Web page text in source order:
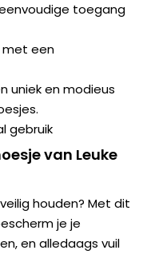
toegang
met een
uniek en modieus
gebruik
van Leuke
houden? Met dit
je je
en alledaags vuil